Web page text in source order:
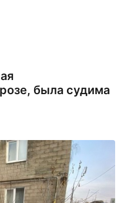
была судима